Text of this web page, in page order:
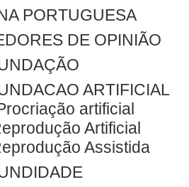
PORTUGUESA
DE OPINIÃO
ARTIFICIAL
artificial
Artificial
Assistida